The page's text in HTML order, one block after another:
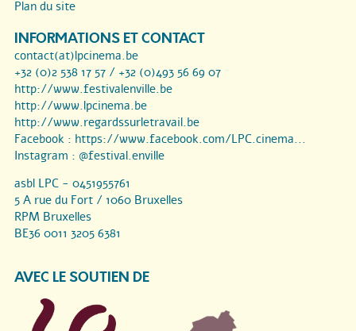
Plan du site
INFORMATIONS ET CONTACT
contact(at)lpcinema.be
+32 (0)2 538 17 57 / +32 (0)493 56 69 07
http://www.festivalenville.be
http://www.lpcinema.be
http://www.regardssurletravail.be
Facebook : https://www.facebook.com/LPC.cinema...
Instagram : @festival.enville
asbl LPC - 0451955761
5 A rue du Fort / 1060 Bruxelles
RPM Bruxelles
BE36 0011 3205 6381
AVEC LE SOUTIEN DE